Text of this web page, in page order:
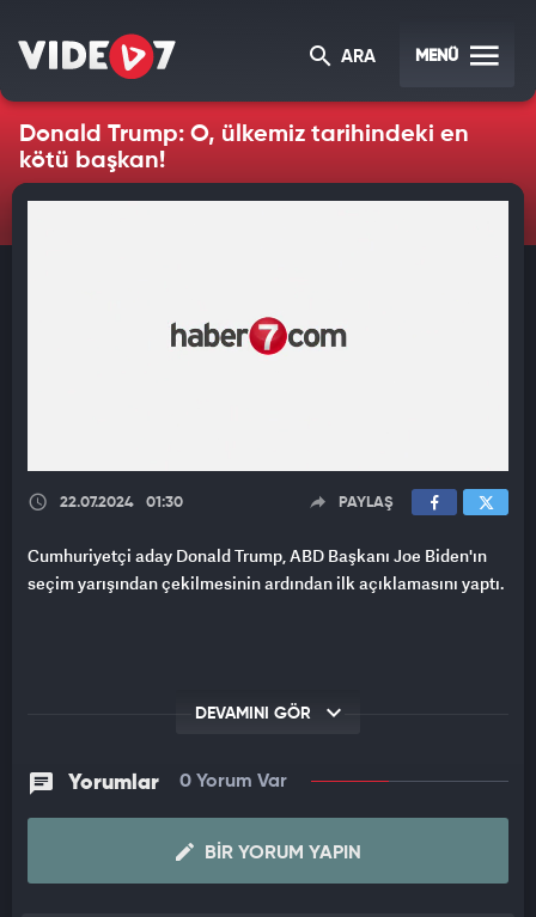
ARA MENÜ
Donald Trump: O, ülkemiz tarihindeki en
kötü başkan!
22.07.2024 01:30 PAYLAŞ
Cumhuriyetçi aday Donald Trump, ABD Başkanı Joe Biden'ın
seçim yarışından çekilmesinin ardından ilk açıklamasını yaptı.
DEVAMINI GÖR
Yorumlar 0 Yorum Var
BIR YORUM YAPIN